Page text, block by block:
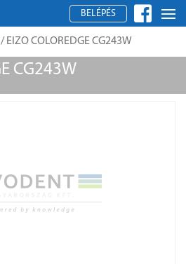
BELÉPÉS
/ EIZO COLOREDGE CG243W
CG243W